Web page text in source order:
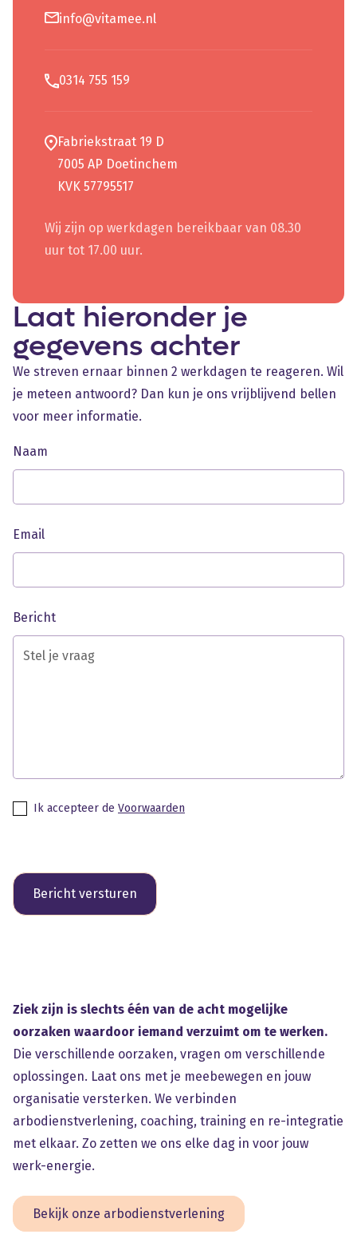
Laat hieronder je
gegevens achter
We streven ernaar binnen 2 werkdagen te reageren. Wil
je meteen antwoord? Dan kun je ons vrijblijvend bellen
voor meer informatie.
Naam
Email
Bericht
Ik accepteer de Voorwaarden
info@vitamee.nl
0314 755 159
Fabriekstraat 19 D
7005 AP Doetinchem
KVK 57795517
Wij zijn op werkdagen bereikbaar van 08.30
uur tot 17.00 uur.
Ziek zijn is slechts één van de acht mogelijke
oorzaken waardoor iemand verzuimt om te werken.
Die verschillende oorzaken, vragen om verschillende
oplossingen. Laat ons met je meebewegen en jouw
organisatie versterken. We verbinden
arbodienstverlening, coaching, training en re-integratie
met elkaar. Zo zetten we ons elke dag in voor jouw
werk-energie.
Bekijk onze arbodienstverlening